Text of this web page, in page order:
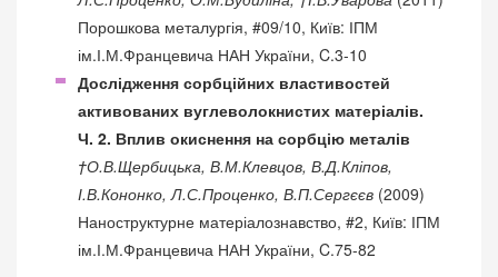
Порошкова металургія, #09/10, Київ: ІПМ
ім.І.М.Францевича НАН України, C.3-10
Дослідження сорбційних властивостей
активованих вуглеволокнистих матеріалів.
Ч. 2. Вплив окиснення на сорбцію металів
†О.В.Щербицька, В.М.Клевцов, В.Д.Кліпов,
І.В.Кононко, Л.С.Проценко, В.П.Сергєєв (2009)
Наноструктурне матеріалознавство, #2, Київ: ІПМ
ім.І.М.Францевича НАН України, C.75-82